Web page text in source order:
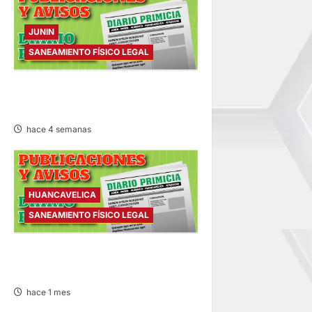
JUNIN
SANEAMIENTO FÍSICO LEGAL
hace 4 semanas
HUANCAVELICA
SANEAMIENTO FÍSICO LEGAL
hace 1 mes